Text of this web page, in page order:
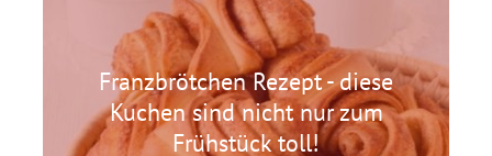
Franzbrötchen Rezept - diese
Kuchen sind nicht nur zum
Frühstück toll!